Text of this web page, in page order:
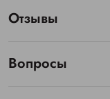
Отзывы
Вопросы